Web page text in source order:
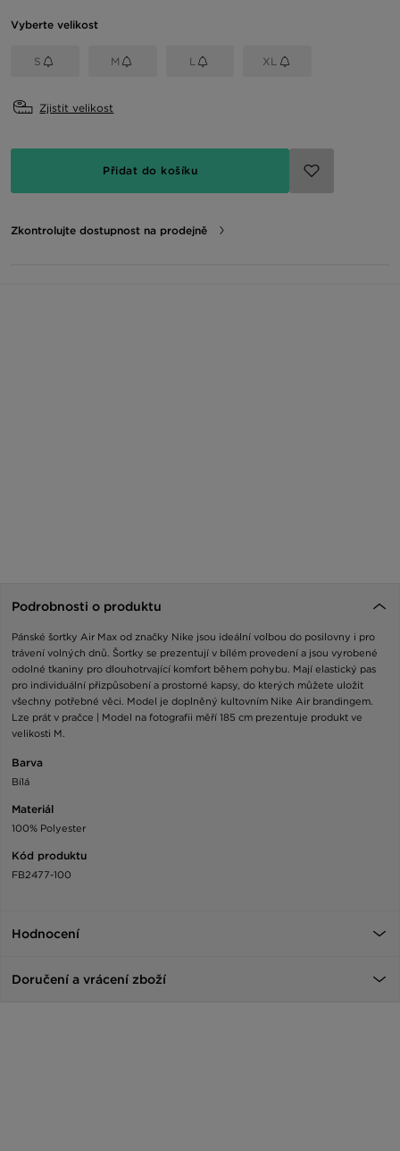
Vyberte velikost
S M L XL
Zjistit velikost
Přidat do košíku
Zkontrolujte dostupnost na prodejně
Podrobnosti o produktu
Pánské šortky Air Max od značky Nike jsou ideální volbou do posilovny i pro
trávení volných dnů. Šortky se prezentují v bílém provedení a jsou vyrobené
odolné tkaniny pro dlouhotrvající komfort během pohybu. Mají elastický pas
pro individuální přizpůsobení a prostorné kapsy, do kterých můžete uložit
všechny potřebné věci. Model je doplněný kultovním Nike Air brandingem.
Lze prát v pračce | Model na fotografii měří 185 cm prezentuje produkt ve
velikosti M.
Barva
Bílá
Materiál
100% Polyester
Kód produktu
FB2477-100
Hodnocení
Doručení a vrácení zboží